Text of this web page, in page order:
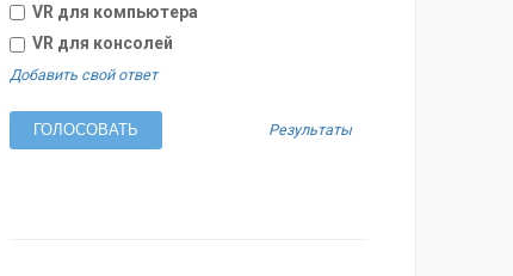
VR для компьютера
VR для консолей
Добавить свой ответ
Результаты